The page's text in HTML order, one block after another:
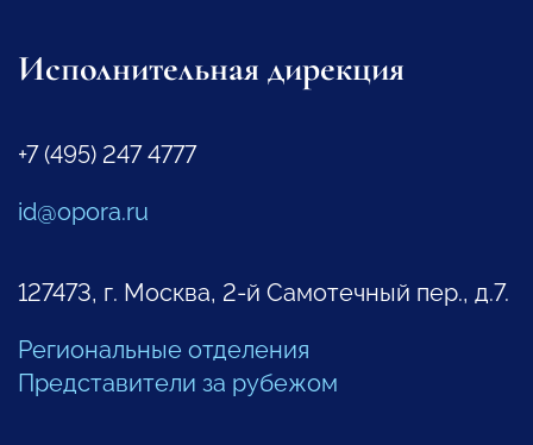
Исполнительная дирекция
+7 (495) 247 4777
id@opora.ru
127473, г. Москва, 2-й Самотечный пер., д.7.
Региональные отделения
Представители за рубежом